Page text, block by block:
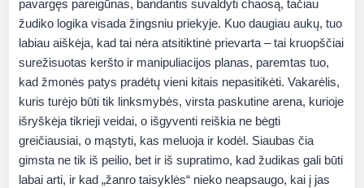
pavargęs pareigūnas, bandantis suvaldyti chaosą, tačiau
žudiko logika visada žingsniu priekyje. Kuo daugiau aukų, tuo
labiau aiškėja, kad tai nėra atsitiktinė prievarta – tai kruopščiai
surežisuotas keršto ir manipuliacijos planas, paremtas tuo,
kad žmonės patys pradėtų vieni kitais nepasitikėti. Vakarėlis,
kuris turėjo būti tik linksmybės, virsta paskutine arena, kurioje
išryškėja tikrieji veidai, o išgyventi reiškia ne bėgti
greičiausiai, o mąstyti, kas meluoja ir kodėl. Siaubas čia
gimsta ne tik iš peilio, bet ir iš supratimo, kad žudikas gali būti
labai arti, ir kad „žanro taisyklės“ nieko neapsaugo, kai į jas